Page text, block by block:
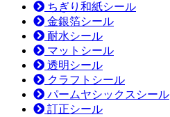
ちぎり和紙シール
金銀箔シール
耐水シール
マットシール
透明シール
クラフトシール
パームヤシックスシール
訂正シール